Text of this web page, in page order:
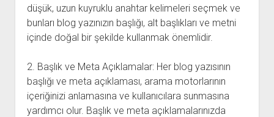
düşük, uzun kuyruklu anahtar kelimeleri seçmek ve
bunları blog yazınızın başlığı, alt başlıkları ve metni
içinde doğal bir şekilde kullanmak önemlidir.
2. Başlık ve Meta Açıklamalar: Her blog yazısının
başlığı ve meta açıklaması, arama motorlarının
içeriğinizi anlamasına ve kullanıcılara sunmasına
yardımcı olur. Başlık ve meta açıklamalarınızda